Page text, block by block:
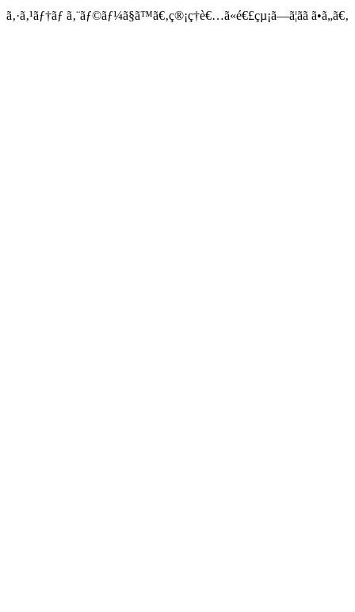
ã‚·ã‚¹ãƒ†ãƒ ã‚¨ãƒ©ãƒ¼ã§ã™ã€‚ç®¡ç†è€…ã«é€£çµ¡ã—ã¦ãã ã•ã„ã€‚